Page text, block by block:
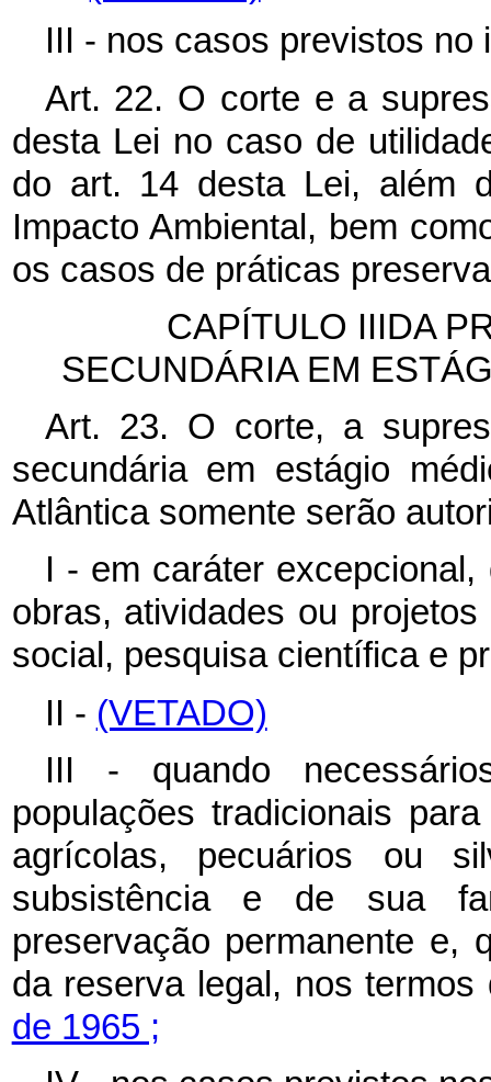
III - nos casos previstos no
Art. 22. O corte e a
desta Lei no caso de
do art. 14 desta Lei, além
Impacto Ambiental, bem
os casos de práticas
CAPÍTULO IIIDA
SECUNDÁRIA EM
Art. 23. O corte, a
secundária em estágio
Atlântica somente serão
I - em caráter
obras, atividades ou
social, pesquisa científica e
II - (VETADO)
III - quando
populações tradicionais
agrícolas, pecuários ou
subsistência e de sua
preservação permanente e,
da reserva legal, nos
de 1965 ;